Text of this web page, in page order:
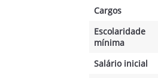
Cargos
Escolaridade
mínima
Salário inicial